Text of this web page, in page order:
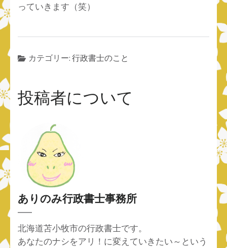
っていきます（笑）
カテゴリー: 行政書士のこと
投稿者について
ありのみ行政書士事務所
北海道苫小牧市の行政書士です。
あなたのナシをアリ！に変えていきたい～という